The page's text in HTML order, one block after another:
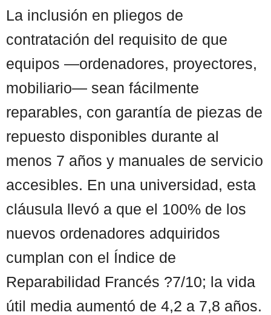
La inclusión en pliegos de
contratación del requisito de que
equipos —ordenadores, proyectores,
mobiliario— sean fácilmente
reparables, con garantía de piezas de
repuesto disponibles durante al
menos 7 años y manuales de servicio
accesibles. En una universidad, esta
cláusula llevó a que el 100% de los
nuevos ordenadores adquiridos
cumplan con el Índice de
Reparabilidad Francés ?7/10; la vida
útil media aumentó de 4,2 a 7,8 años.